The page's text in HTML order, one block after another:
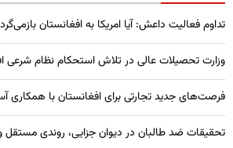
تداوم فعالیت داعش: آیا امریکا به افغانستان
وزارت تحصیلات عالی در تلاش استحکام نظام شرعی
فرصت‌های جدید تجارتی برای افغانستان با همکاری
تحقیقات ضد طالبان در دیوان جزایی، روندی مستقل و